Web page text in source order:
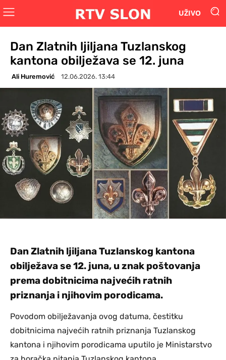
UŽIVO
Dan Zlatnih ljiljana Tuzlanskog
kantona obilježava se 12. juna
Ali Huremović 12.06.2026. 13:44
Dan Zlatnih ljiljana Tuzlanskog kantona
obilježava se 12. juna, u znak poštovanja
prema dobitnicima najvećih ratnih
priznanja i njihovim porodicama.
Povodom obilježavanja ovog datuma, čestitku
dobitnicima najvećih ratnih priznanja Tuzlanskog
kantona i njihovim porodicama uputilo je Ministarstvo